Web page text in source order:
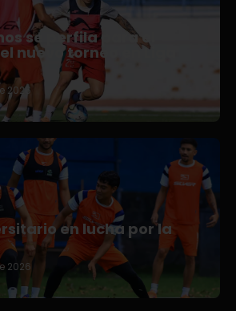
se perfila para el
nuevo torneo en Liga
2026
en lucha por la
2026